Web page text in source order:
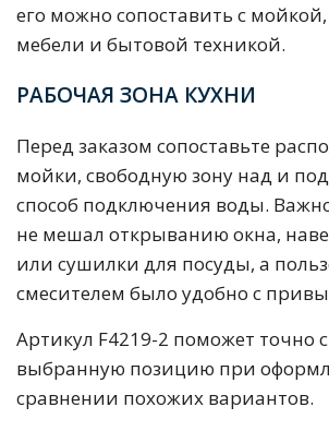
его можно сопоставить с
мебели и бытовой техникой.
РАБОЧАЯ ЗОНА КУХНИ
Перед заказом сопоставьте
мойки, свободную зону над и
способ подключения воды.
не мешал открыванию окна,
или сушилки для посуды, а
смесителем было удобно с
Артикул F4219-2 поможет точно
выбранную позицию при
сравнении похожих вариантов.